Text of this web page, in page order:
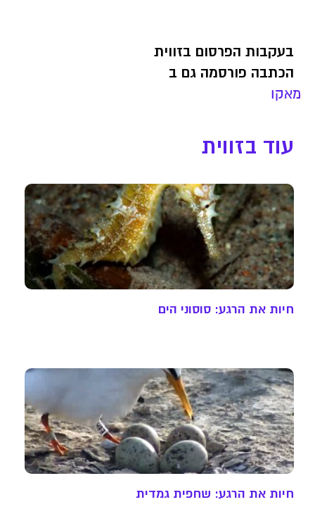
בעקבות הפרסום בזווית
הכתבה פורסמה גם ב
מאקו
עוד בזווית
חיות את הרגע: סוסוני הים
חיות את הרגע: שחפית גמדית